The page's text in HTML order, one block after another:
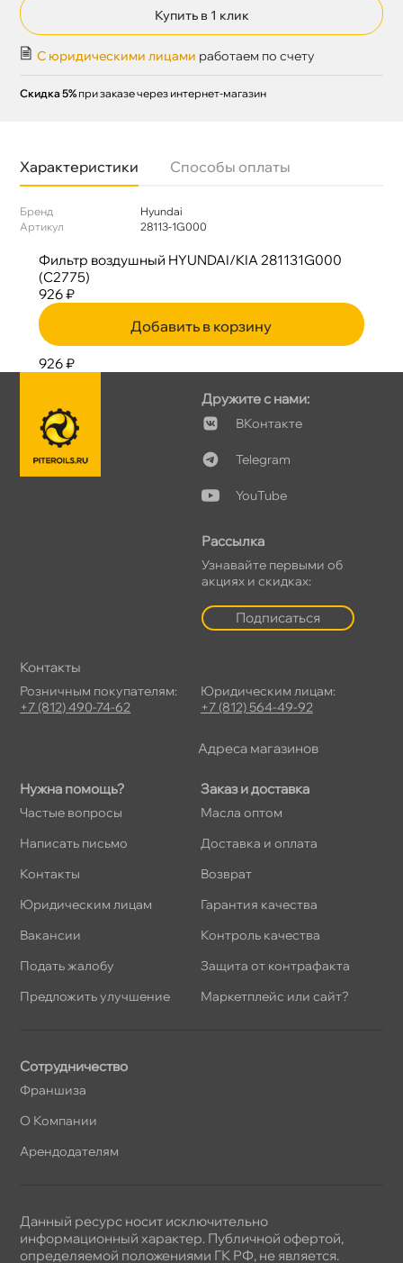
Купить в 1 клик
С юридическими лицами работаем по счету
Скидка 5% при заказе через интернет-магазин
Характеристики Способы оплаты
Бренд
Hyundai
Артикул
28113-1G000
Фильтр воздушный HYUNDAI/KIA 281131G000
(C2775)
926 ₽
Добавить в корзину
926 ₽
Нужна помощь?
Частые вопросы
Написать письмо
Контакты
Юридическим лицам
акансии
Подать жалобу
Предложить улучшение
Заказ и доставка
Масла оптом
Доставка и оплата
озврат
Гарантия качества
Контроль качества
Защита от контрафакта
Маркетплейс или сайт?
Дружите с нами:
Контакте
Telegram
YouTube
Рассылка
Узнавайте первыми о
акциях и скидках:
Подписаться
Сотрудничество
Франшиза
О Компании
Арендодателям
Контакты
Розничным покупателям:
+7 (812) 490-74-62
Юридическим лицам:
+7 (812) 564-49-92
Адреса магазино
Данный ресурс носит исключительно
информационный характер. Публичной офертой,
определяемой положениями ГК РФ, не является.